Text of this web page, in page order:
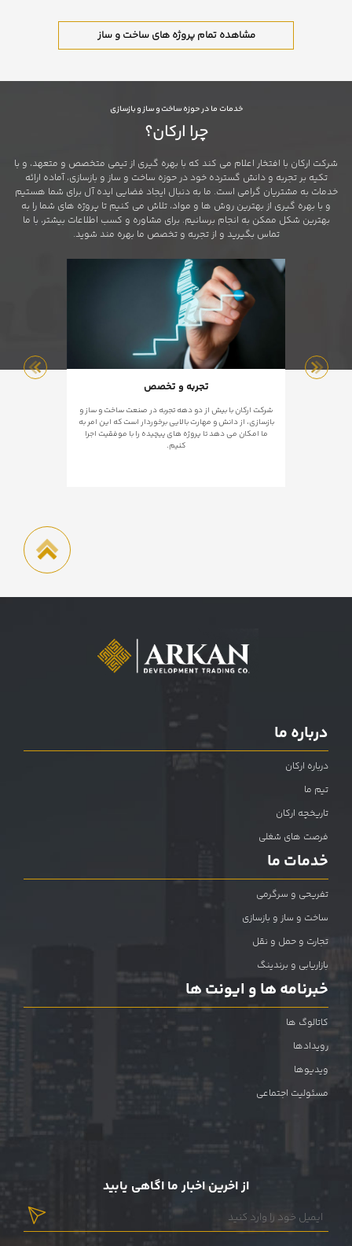
مشاهده تمام پروژه های ساخت و ساز
خدمات ما در حوزه ساخت و ساز و بازسازی
چرا ارکان؟
شرکت ارکان با افتخار اعلام می کند که با بهره گیری از تیمی متخصص و متعهد، و با
تکیه بر تجربه و دانش گسترده خود در حوزه ساخت و ساز و بازسازی، آماده ارائه
خدمات به مشتریان گرامی است. ما به دنبال ایجاد فضایی ایده آل برای شما هستیم
و با بهره گیری از بهترین روش ها و مواد، تلاش می کنیم تا پروژه های شما را به
بهترین شکل ممکن به انجام برسانیم. برای مشاوره و کسب اطلاعات بیشتر، با ما
تماس بگیرید و از تجربه و تخصص ما بهره مند شوید.
تجربه و تخصص
شرکت ارکان با بیش از دو دهه تجربه در صنعت ساخت و ساز و
بازسازی، از دانش و مهارت بالایی برخوردار است که این امر به
ما امکان می دهد تا پروژه های پیچیده را با موفقیت اجرا
کنیم.
درباره ما
درباره ارکان
تیم ما
تاریخچه ارکان
فرصت های شغلی
خدمات ما
تفریحی و سرگرمی
ساخت و ساز و بازسازی
تجارت و حمل و نقل
بازاریابی و برندینگ
خبرنامه ها و ایونت ها
کاتالوگ ها
رویدادها
ویدیوها
مسئولیت اجتماعی
از اخرین اخبار ما اگاهی یابید